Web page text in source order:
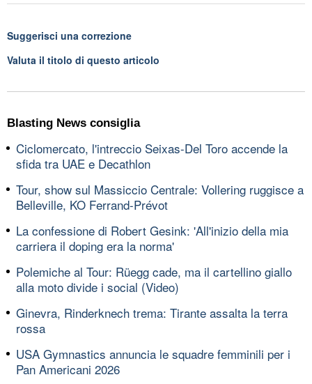
Suggerisci una correzione
Valuta il titolo di questo articolo
Blasting News consiglia
Ciclomercato, l'intreccio Seixas-Del Toro accende la
sfida tra UAE e Decathlon
Tour, show sul Massiccio Centrale: Vollering ruggisce a
Belleville, KO Ferrand-Prévot
La confessione di Robert Gesink: 'All'inizio della mia
carriera il doping era la norma'
Polemiche al Tour: Rüegg cade, ma il cartellino giallo
alla moto divide i social (Video)
Ginevra, Rinderknech trema: Tirante assalta la terra
rossa
USA Gymnastics annuncia le squadre femminili per i
Pan Americani 2026